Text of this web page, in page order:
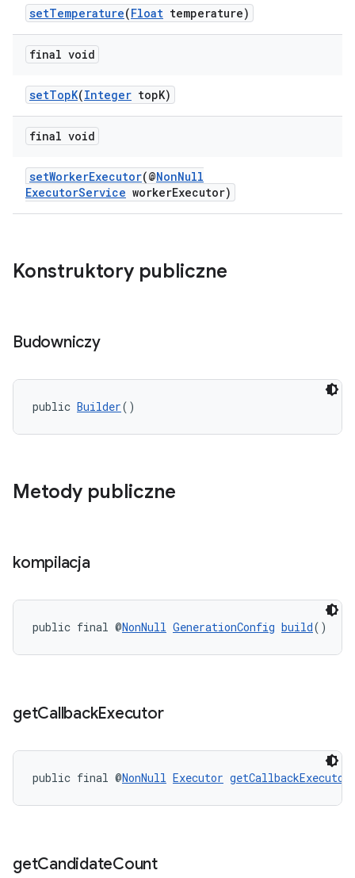
setTemperature(Float temperature)
final void
setTopK(Integer topK)
final void
setWorkerExecutor(@NonNull
ExecutorService workerExecutor)
Konstruktory publiczne
Budowniczy
public Builder()
Metody publiczne
kompilacja
public final @NonNull GenerationConfig build()
getCallbackExecutor
public final @NonNull Executor getCallbackExecutor
getCandidateCount